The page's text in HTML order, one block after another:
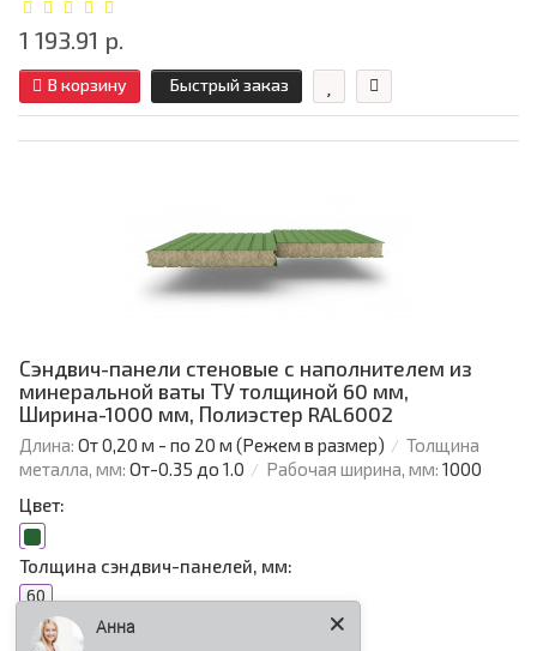
1 193.91 р.
В корзину Быстрый заказ
Сэндвич-панели стеновые с наполнителем из
минеральной ваты ТУ толщиной 60 мм,
Ширина-1000 мм, Полиэстер RAL6002
Длина: От 0,20 м - по 20 м (Режем в размер)
Толщина
металла, мм: От-0.35 до 1.0 Рабочая ширина, мм: 1000
Цвет:
Толщина сэндвич-панелей, мм:
60
Анна